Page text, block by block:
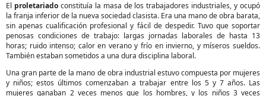
El proletariadoconstituía la masa de los trabajadores industriales, y ocupó
la franja inferior de la nueva sociedad clasista. Era una mano de obra barata,
sin apenas cualificación profesional y fácil de despedir. Tuvo que soportar
penosas condiciones de trabajo: largas jornadas laborales de hasta 13
horas; ruido intenso; calor en verano y frío en invierno, y míseros sueldos.
También estaban sometidos a una dura disciplina laboral.
Una gran parte de la mano de obra industrial estuvo compuesta por mujeres
y niños; estos últimos comenzaban a trabajar entre los 5 y 7 años. Las
mujeres ganaban 2 veces menos que los hombres, y los niños 3 veces